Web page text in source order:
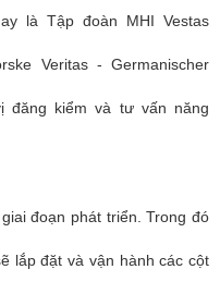
là Tập đoàn MHI Vestas
Veritas - Germanischer
đăng kiểm và tư vấn năng
đoạn phát triển. Trong đó
lắp đặt và vận hành các cột